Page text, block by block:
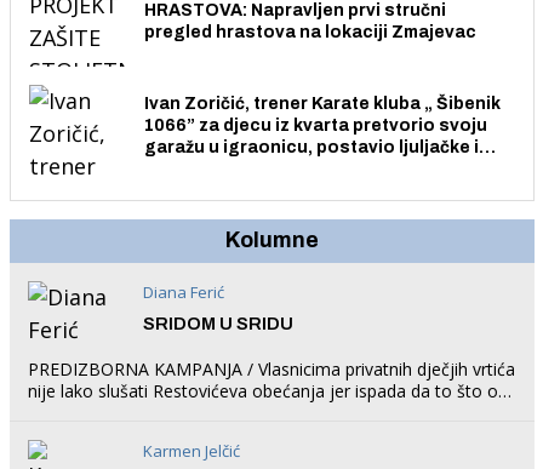
HRASTOVA: Napravljen prvi stručni
pregled hrastova na lokaciji Zmajevac
Ivan Zoričić, trener Karate kluba „ Šibenik
1066” za djecu iz kvarta pretvorio svoju
garažu u igraonicu, postavio ljuljačke i
Kolumne
Diana Ferić
SRIDOM U SRIDU
PREDIZBORNA KAMPANJA / Vlasnicima privatnih dječjih vrtića
nije lako slušati Restovićeva obećanja jer ispada da to što oni
Karmen Jelčić